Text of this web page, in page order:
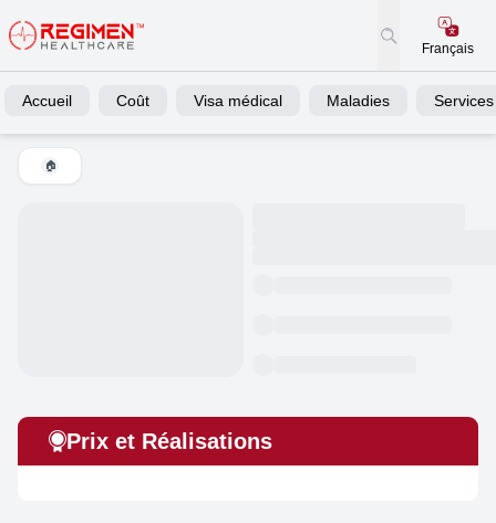
Français
Accueil Coût Visa médical Maladies Services
🏠
Prix et Réalisations